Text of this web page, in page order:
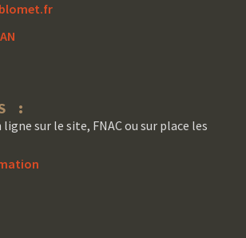
:
ligne sur le site, FNAC ou sur place les